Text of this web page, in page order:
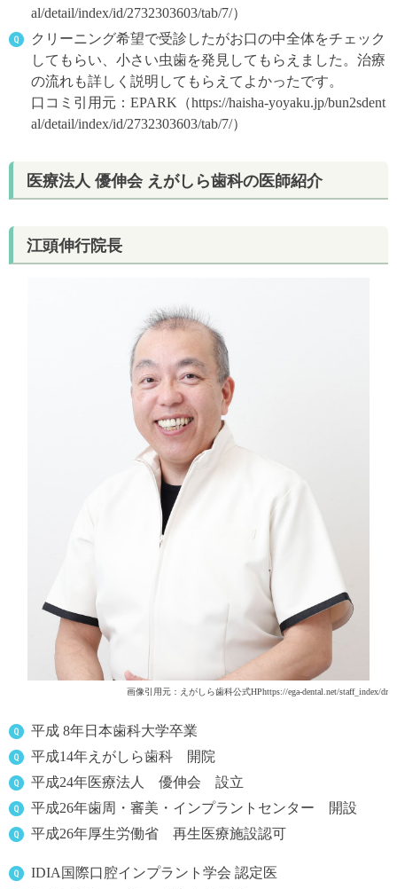
al/detail/index/id/2732303603/tab/7/）
クリーニング希望で受診したがお口の中全体をチェック
してもらい、小さい虫歯を発見してもらえました。治療
の流れも詳しく説明してもらえてよかったです。
口コミ引用元：EPARK（https://haisha-yoyaku.jp/bun2sdent
al/detail/index/id/2732303603/tab/7/）
医療法人 優伸会 えがしら歯科の医師紹介
江頭伸行院長
画像引用元：えがしら歯科公式HPhttps://ega-dental.net/staff_index/dr
平成 8年日本歯科大学卒業
平成14年えがしら歯科 開院
平成24年医療法人 優伸会 設立
平成26年歯周・審美・インプラントセンター 開設
平成26年厚生労働省 再生医療施設認可
IDIA国際口腔インプラント学会 認定医